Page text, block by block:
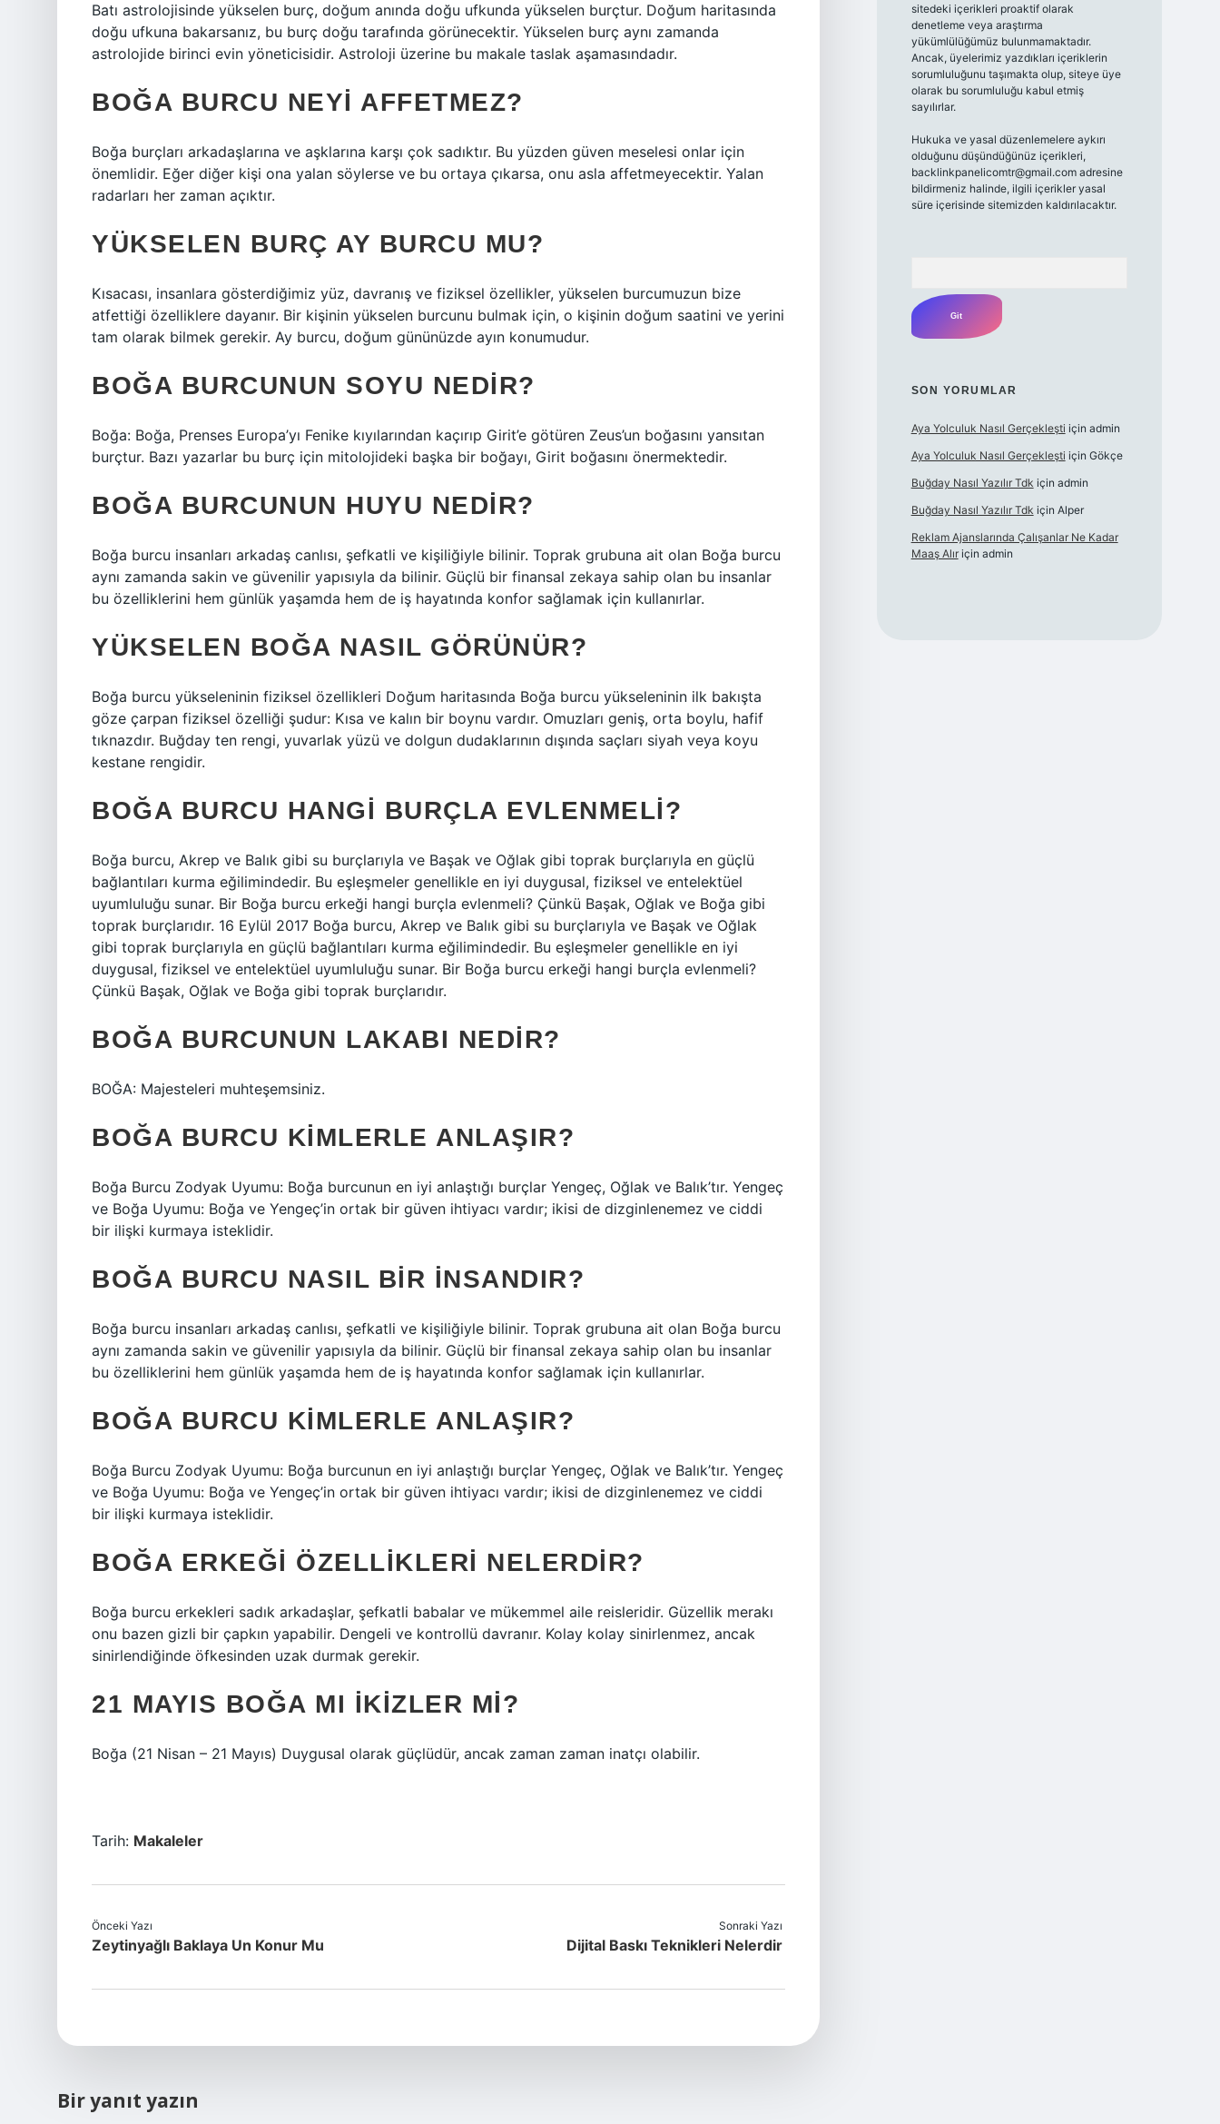
Batı astrolojisinde yükselen burç, doğum anında doğu ufkunda yükselen burçtur. Doğum haritasında
doğu ufkuna bakarsanız, bu burç doğu tarafında görünecektir. Yükselen burç aynı zamanda
astrolojide birinci evin yöneticisidir. Astroloji üzerine bu makale taslak aşamasındadır.
BOĞA BURCU NEYI AFFETMEZ?
Boğa burçları arkadaşlarına ve aşklarına karşı çok sadıktır. Bu yüzden güven meselesi onlar için
önemlidir. Eğer diğer kişi ona yalan söylerse ve bu ortaya çıkarsa, onu asla affetmeyecektir. Yalan
radarları her zaman açıktır.
YÜKSELEN BURÇ AY BURCU MU?
Kısacası, insanlara gösterdiğimiz yüz, davranış ve fiziksel özellikler, yükselen burcumuzun bize
atfettiği özelliklere dayanır. Bir kişinin yükselen burcunu bulmak için, o kişinin doğum saatini ve yerini
tam olarak bilmek gerekir. Ay burcu, doğum gününüzde ayın konumudur.
BOĞA BURCUNUN SOYU NEDIR?
Boğa: Boğa, Prenses Europa’yı Fenike kıyılarından kaçırıp Girit’e götüren Zeus’un boğasını yansıtan
burçtur. Bazı yazarlar bu burç için mitolojideki başka bir boğayı, Girit boğasını önermektedir.
BOĞA BURCUNUN HUYU NEDIR?
Boğa burcu insanları arkadaş canlısı, şefkatli ve kişiliğiyle bilinir. Toprak grubuna ait olan Boğa burcu
aynı zamanda sakin ve güvenilir yapısıyla da bilinir. Güçlü bir finansal zekaya sahip olan bu insanlar
bu özelliklerini hem günlük yaşamda hem de iş hayatında konfor sağlamak için kullanırlar.
YÜKSELEN BOĞA NASIL GÖRÜNÜR?
Boğa burcu yükseleninin fiziksel özellikleri Doğum haritasında Boğa burcu yükseleninin ilk bakışta
göze çarpan fiziksel özelliği şudur: Kısa ve kalın bir boynu vardır. Omuzları geniş, orta boylu, hafif
tıknazdır. Buğday ten rengi, yuvarlak yüzü ve dolgun dudaklarının dışında saçları siyah veya koyu
kestane rengidir.
BOĞA BURCU HANGI BURÇLA EVLENMELI?
Boğa burcu, Akrep ve Balık gibi su burçlarıyla ve Başak ve Oğlak gibi toprak burçlarıyla en güçlü
bağlantıları kurma eğilimindedir. Bu eşleşmeler genellikle en iyi duygusal, fiziksel ve entelektüel
uyumluluğu sunar. Bir Boğa burcu erkeği hangi burçla evlenmeli? Çünkü Başak, Oğlak ve Boğa gibi
toprak burçlarıdır. 16 Eylül 2017 Boğa burcu, Akrep ve Balık gibi su burçlarıyla ve Başak ve Oğlak
gibi toprak burçlarıyla en güçlü bağlantıları kurma eğilimindedir. Bu eşleşmeler genellikle en iyi
duygusal, fiziksel ve entelektüel uyumluluğu sunar. Bir Boğa burcu erkeği hangi burçla evlenmeli?
Çünkü Başak, Oğlak ve Boğa gibi toprak burçlarıdır.
BOĞA BURCUNUN LAKABI NEDIR?
BOĞA: Majesteleri muhteşemsiniz.
BOĞA BURCU KIMLERLE ANLAŞIR?
Boğa Burcu Zodyak Uyumu: Boğa burcunun en iyi anlaştığı burçlar Yengeç, Oğlak ve Balık’tır. Yengeç
ve Boğa Uyumu: Boğa ve Yengeç’in ortak bir güven ihtiyacı vardır; ikisi de dizginlenemez ve ciddi
bir ilişki kurmaya isteklidir.
BOĞA BURCU NASIL BIR INSANDIR?
Boğa burcu insanları arkadaş canlısı, şefkatli ve kişiliğiyle bilinir. Toprak grubuna ait olan Boğa burcu
aynı zamanda sakin ve güvenilir yapısıyla da bilinir. Güçlü bir finansal zekaya sahip olan bu insanlar
bu özelliklerini hem günlük yaşamda hem de iş hayatında konfor sağlamak için kullanırlar.
BOĞA BURCU KIMLERLE ANLAŞIR?
Boğa Burcu Zodyak Uyumu: Boğa burcunun en iyi anlaştığı burçlar Yengeç, Oğlak ve Balık’tır. Yengeç
ve Boğa Uyumu: Boğa ve Yengeç’in ortak bir güven ihtiyacı vardır; ikisi de dizginlenemez ve ciddi
bir ilişki kurmaya isteklidir.
BOĞA ERKEĞI ÖZELLIKLERI NELERDIR?
Boğa burcu erkekleri sadık arkadaşlar, şefkatli babalar ve mükemmel aile reisleridir. Güzellik merakı
onu bazen gizli bir çapkın yapabilir. Dengeli ve kontrollü davranır. Kolay kolay sinirlenmez, ancak
sinirlendiğinde öfkesinden uzak durmak gerekir.
21 MAYIS BOĞA MI IKIZLER MI?
Boğa (21 Nisan – 21 Mayıs) Duygusal olarak güçlüdür, ancak zaman zaman inatçı olabilir.
Tarih: Makaleler
Önceki Yazı
Zeytinyağlı Baklaya Un Konur Mu
Sonraki Yazı
Dijital Baskı Teknikleri Nelerdir
Bir yanıt yazın
sitedeki içerikleri proaktif olarak
denetleme veya araştırma
yükümlülüğümüz bulunmamaktadır.
Ancak, üyelerimiz yazdıkları içeriklerin
sorumluluğunu taşımakta olup, siteye üye
olarak bu sorumluluğu kabul etmiş
sayılırlar.
Hukuka ve yasal düzenlemelere aykırı
olduğunu düşündüğünüz içerikleri,
backlinkpanelicomtr@gmail.com adresine
bildirmeniz halinde, ilgili içerikler yasal
süre içerisinde sitemizden kaldırılacaktır.
SON YORUMLAR
Aya Yolculuk Nasıl Gerçekleşti için admin
Aya Yolculuk Nasıl Gerçekleşti için Gökçe
Buğday Nasıl Yazılır Tdk için admin
Buğday Nasıl Yazılır Tdk için Alper
Reklam Ajanslarında Çalışanlar Ne Kadar
Maaş Alıriçin admin